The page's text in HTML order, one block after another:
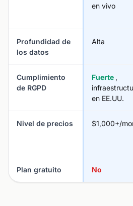
en vivo
Profundidad de
los datos
Alta
Cumplimiento
de RGPD
Fuerte ,
en EE.UU.
Nivel de precios $1,000+/
Plan gratuito No